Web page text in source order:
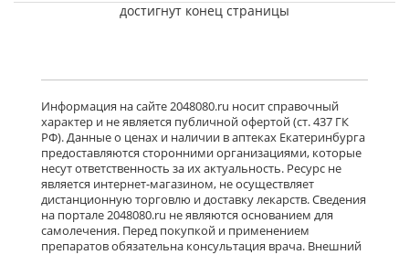
достигнут конец страницы
Информация на сайте 2048080.ru носит справочный
характер и не является публичной офертой (ст. 437 ГК
РФ). Данные о ценах и наличии в аптеках Екатеринбурга
предоставляются сторонними организациями, которые
несут ответственность за их актуальность. Ресурс не
является интернет-магазином, не осуществляет
дистанционную торговлю и доставку лекарств. Сведения
на портале 2048080.ru не являются основанием для
самолечения. Перед покупкой и применением
препаратов обязательна консультация врача. Внешний